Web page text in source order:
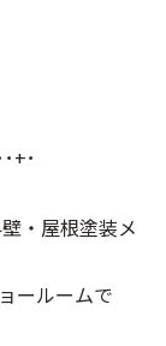
+･
・屋根塗装メ
ールームで